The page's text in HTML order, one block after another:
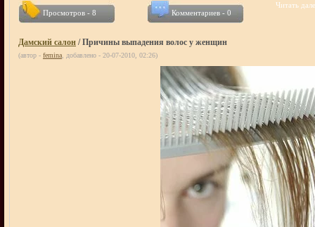
Просмотров - 8 Комментариев - 0
Читать
Дамский салон / Причины выпадения волос у женщин
(автор - femina , добавлено - 20-07-2010, 02:26)